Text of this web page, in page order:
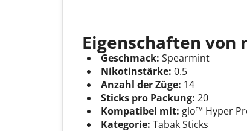
Eigenschaften von
Geschmack: Spearmint
Nikotinstärke: 0.5
Anzahl der Züge: 14
Sticks pro Packung: 20
Kompatibel mit: glo™ Hyper
Kategorie: Tabak Sticks